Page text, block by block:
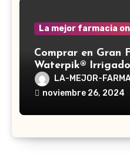
La mejor farmacia
Comprar en Gran
Waterpik®
LA-MEJOR-
noviembre 26, 2024